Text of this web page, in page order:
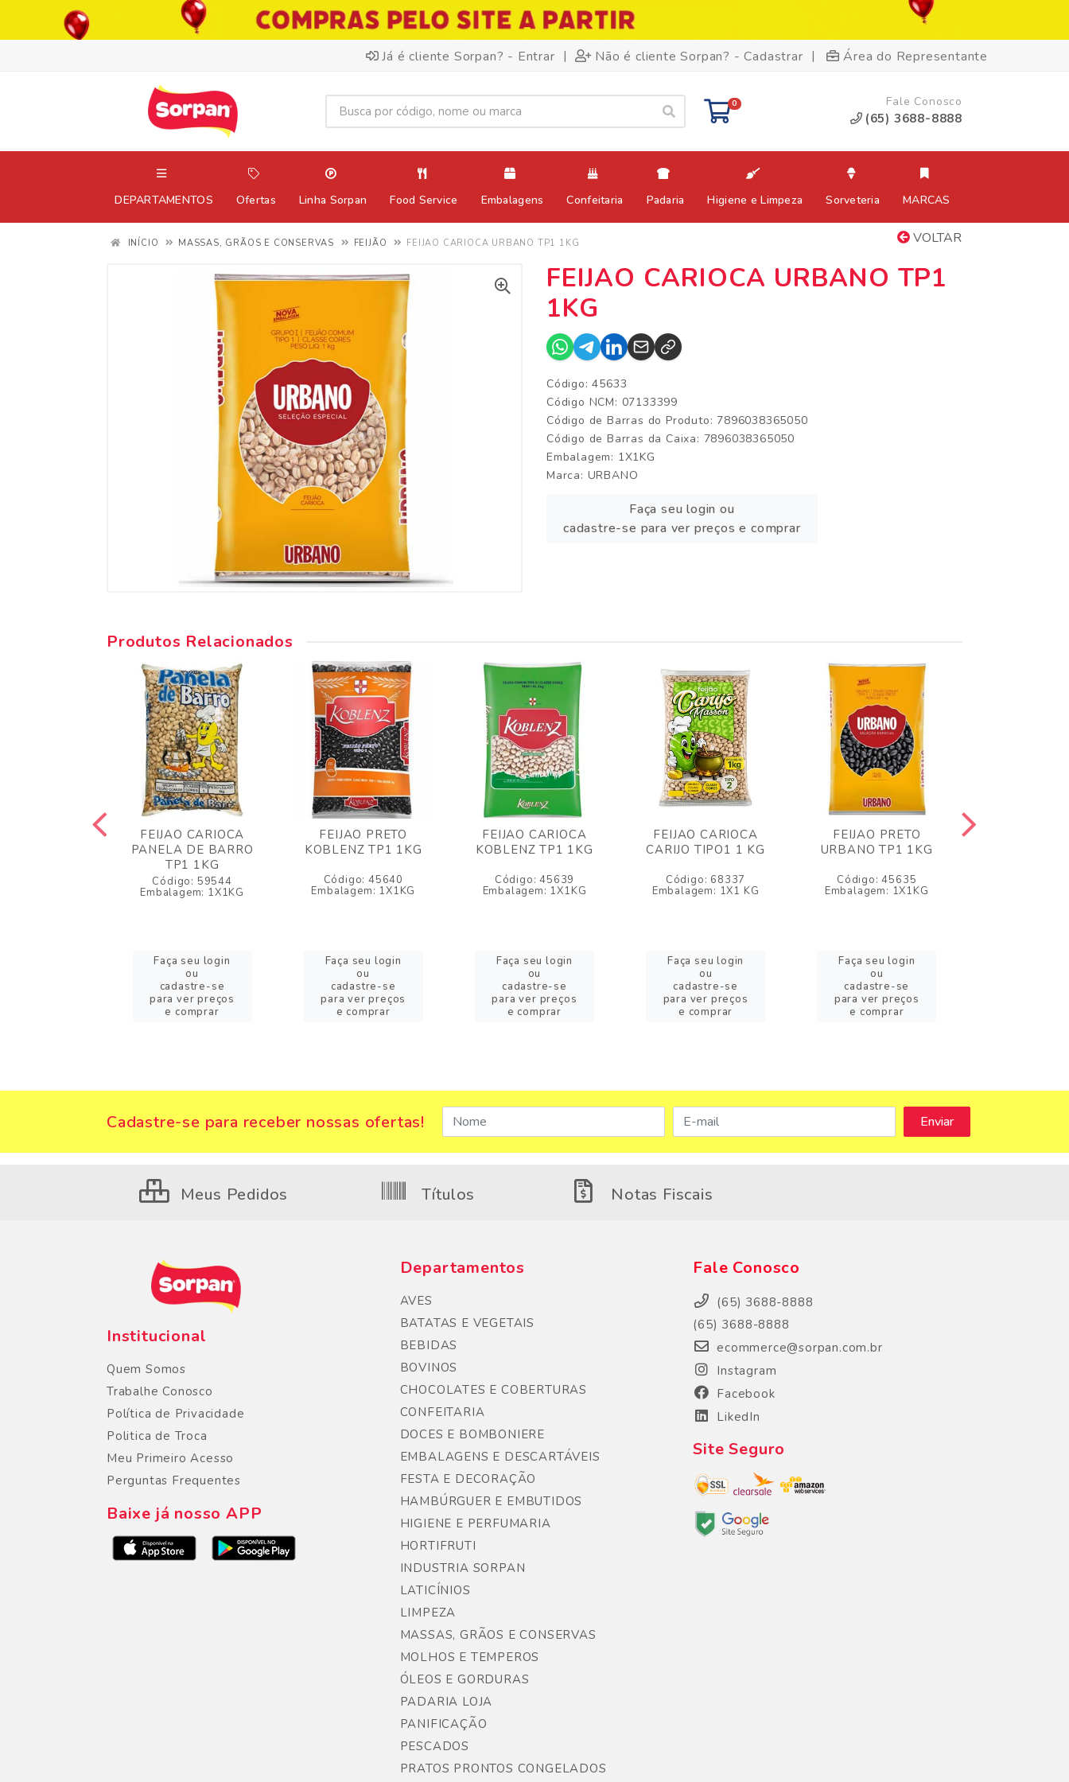
Já é cliente Sorpan? - Entrar | Não é cliente Sorpan? - Cadastrar | Área do Representante
0 Fale Conosco
(65) 3688-8888
DEPARTAMENTOS Ofertas Linha Sorpan Food Service Embalagens Confeitaria Padaria Higiene e Limpeza Sorveteria MARCAS
VOLTAR
INÍCIO MASSAS, GRÃOS E CONSERVAS FEIJÃO FEIJAO CARIOCA URBANO TP1 1KG
FEIJAO CARIOCA URBANO TP1
1KG
Código: 45633
Código NCM: 07133399
Código de Barras do Produto: 7896038365050
Código de Barras da Caixa: 7896038365050
Embalagem: 1X1KG
Marca: URBANO
Faça seu login ou
cadastre-se para ver preços e comprar
Produtos Relacionados
FEIJAO CARIOCA
PANELA DE BARRO
TP1 1KG
Código: 59544
Embalagem: 1X1KG
Faça seu login
ou
cadastre-se
para ver preços
e comprar
FEIJAO PRETO
KOBLENZ TP1 1KG
Código: 45640
Embalagem: 1X1KG
Faça seu login
ou
cadastre-se
para ver preços
e comprar
FEIJAO CARIOCA
KOBLENZ TP1 1KG
Código: 45639
Embalagem: 1X1KG
Faça seu login
ou
cadastre-se
para ver preços
e comprar
FEIJAO CARIOCA
CARIJO TIPO1 1 KG
Código: 68337
Embalagem: 1X1 KG
Faça seu login
ou
cadastre-se
para ver preços
e comprar
FEIJAO PRETO
URBANO TP1 1KG
Código: 45635
Embalagem: 1X1KG
Faça seu login
ou
cadastre-se
para ver preços
e comprar
Cadastre-se para receber nossas ofertas!
Meus Pedidos Títulos Notas Fiscais
Institucional
Quem Somos
Trabalhe Conosco
Política de Privacidade
Politica de Troca
Meu Primeiro Acesso
Perguntas Frequentes
Baixe já nosso APP
Departamentos
AVES
BATATAS E VEGETAIS
BEBIDAS
BOVINOS
CHOCOLATES E COBERTURAS
CONFEITARIA
DOCES E BOMBONIERE
EMBALAGENS E DESCARTÁVEIS
FESTA E DECORAÇÃO
HAMBÚRGUER E EMBUTIDOS
HIGIENE E PERFUMARIA
HORTIFRUTI
INDUSTRIA SORPAN
LATICÍNIOS
LIMPEZA
MASSAS, GRÃOS E CONSERVAS
MOLHOS E TEMPEROS
ÓLEOS E GORDURAS
PADARIA LOJA
PANIFICAÇÃO
PESCADOS
PRATOS PRONTOS CONGELADOS
Fale Conosco
(65) 3688-8888
(65) 3688-8888
ecommerce@sorpan.com.br
Instagram
Facebook
LikedIn
Site Seguro